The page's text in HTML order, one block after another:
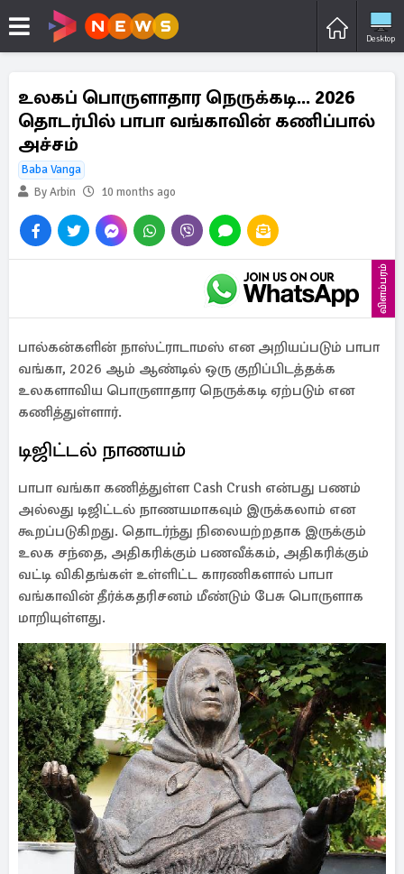
Desktop
உலகப் பொருளாதார நெருக்கடி... 2026
தொடர்பில் பாபா வங்காவின் கணிப்பால்
அச்சம்
Baba Vanga
By Arbin
10 months ago
விளம்பரம்
பால்கன்களின் நாஸ்ட்ராடாமஸ் என அறியப்படும் பாபா
வங்கா, 2026 ஆம் ஆண்டில் ஒரு குறிப்பிடத்தக்க
உலகளாவிய பொருளாதார நெருக்கடி ஏற்படும் என
கணித்துள்ளார்.
டிஜிட்டல் நாணயம்
பாபா வங்கா கணித்துள்ள Cash Crush என்பது பணம்
அல்லது டிஜிட்டல் நாணயமாகவும் இருக்கலாம் என
கூறப்படுகிறது. தொடர்ந்து நிலையற்றதாக இருக்கும்
உலக சந்தை, அதிகரிக்கும் பணவீக்கம், அதிகரிக்கும்
வட்டி விகிதங்கள் உள்ளிட்ட காரணிகளால் பாபா
வங்காவின் தீர்க்கதரிசனம் மீண்டும் பேசு பொருளாக
மாறியுள்ளது.